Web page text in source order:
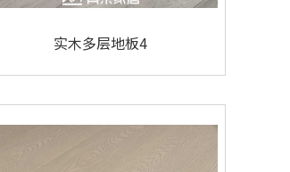
实木多层地板4